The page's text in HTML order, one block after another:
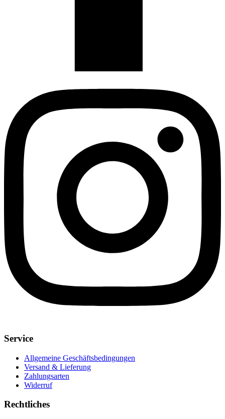
Service
Allgemeine Geschäftsbedingungen
Versand & Lieferung
Zahlungsarten
Widerruf
Rechtliches